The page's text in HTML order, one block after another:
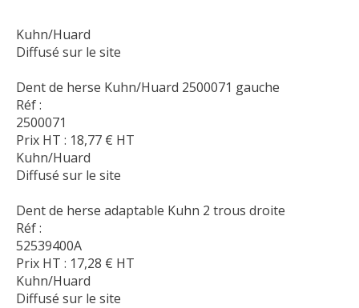
Kuhn/Huard
Diffusé sur le site
Dent de herse Kuhn/Huard 2500071 gauche
Réf :
2500071
Prix HT : 18,77 € HT
Kuhn/Huard
Diffusé sur le site
Dent de herse adaptable Kuhn 2 trous droite
Réf :
52539400A
Prix HT : 17,28 € HT
Kuhn/Huard
Diffusé sur le site